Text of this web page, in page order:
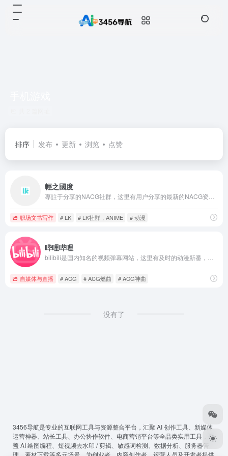
排序 发布 更新 浏览 点赞
輕之國度
职场文书写作 # LK # LK社群，ANIME # 动漫
哔哩哔哩
自媒体与直播 # ACG # ACG燃曲 # ACG神曲
没有了
3456导航是专业的互联网工具与资源整合平台，汇聚 AI 创作工具、新媒体
运营神器、站长工具、办公协作软件、电商营销平台等全品类实用工具，覆
盖 AI 绘图编程、短视频去水印 / 剪辑、敏感词检测、数据分析、服务器管
理、素材下载等多元场景，为创业者、内容创作者、运营人员及开发者提供